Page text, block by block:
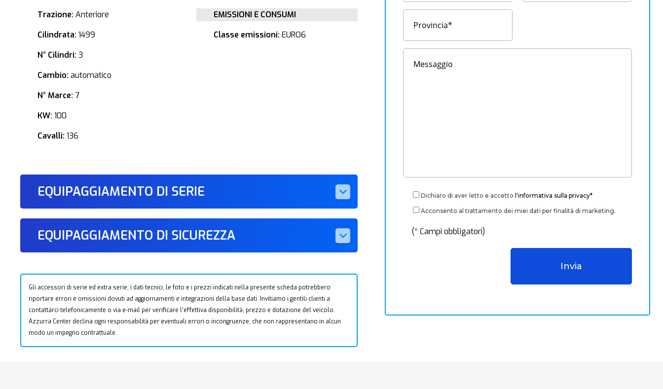
Trazione: Anteriore
Cilindrata: 1499
N° Cilindri: 3
Cambio: automatico
N° Marce: 7
KW: 100
Cavalli: 136
EMISSIONI E CONSUMI
Classe emissioni: EURO6
EQUIPAGGIAMENTO DI SERIE
EQUIPAGGIAMENTO DI SICUREZZA
Gli accessori di serie ed extra serie, i dati tecnici, le foto e i prezzi indicati nella presente scheda potrebbero
riportare errori e omissioni dovuti ad aggiornamenti e integrazioni della base dati. Invitiamo i gentili clienti a
contattarci telefonicamente o via e-mail per verificare l’effettiva disponibilità, prezzo e dotazione del veicolo.
Azzurra Center declina ogni responsabilità per eventuali errori o incongruenze, che non rappresentano in alcun
modo un impegno contrattuale.
Dichiaro di aver letto e accetto l'informativa sulla privacy*
Acconsento al trattamento dei miei dati per finalità di marketing.
(* Campi obbligatori)